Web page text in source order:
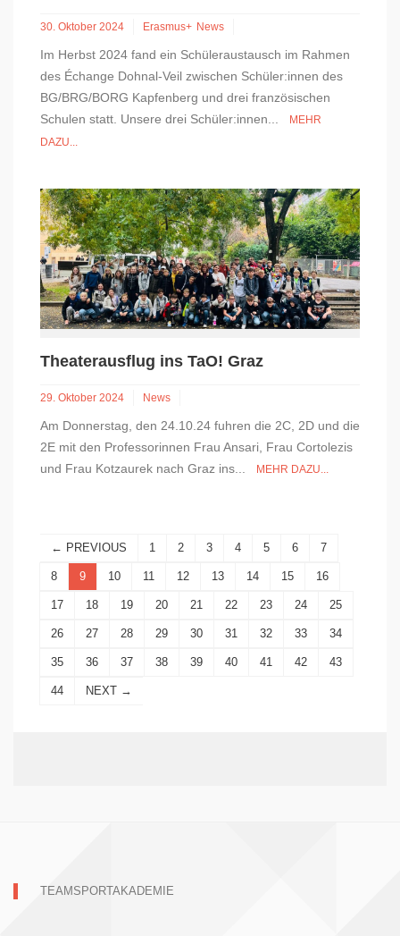
30. Oktober 2024 Erasmus+ News
Im Herbst 2024 fand ein Schüleraustausch im Rahmen
des Échange Dohnal-Veil zwischen Schüler:innen des
BG/BRG/BORG Kapfenberg und drei französischen
Schulen statt. Unsere drei Schüler:innen...
MEHR
DAZU...
Theaterausflug ins TaO! Graz
29. Oktober 2024 News
Am Donnerstag, den 24.10.24 fuhren die 2C, 2D und die
2E mit den Professorinnen Frau Ansari, Frau Cortolezis
und Frau Kotzaurek nach Graz ins...
MEHR DAZU...
← PREVIOUS 1 2 3 4 5 6 7
8 9 10 11 12 13 14 15 16
17 18 19 20 21 22 23 24 25
26 27 28 29 30 31 32 33 34
35 36 37 38 39 40 41 42 43
44 NEXT →
TEAMSPORTAKADEMIE